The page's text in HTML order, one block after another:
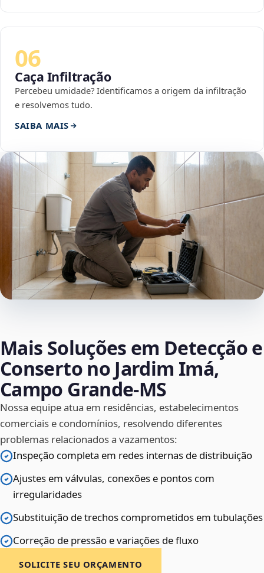
06
Caça Infiltração
Percebeu umidade? Identificamos a origem da infiltração
e resolvemos tudo.
SAIBA MAIS
Mais Soluções em Detecção e
Conserto no Jardim Imá,
Campo Grande‑MS
Nossa equipe atua em residências, estabelecimentos
comerciais e condomínios, resolvendo diferentes
problemas relacionados a vazamentos:
Inspeção completa em redes internas de distribuição
Ajustes em válvulas, conexões e pontos com
irregularidades
Substituição de trechos comprometidos em tubulações
Correção de pressão e variações de fluxo
SOLICITE SEU ORÇAMENTO